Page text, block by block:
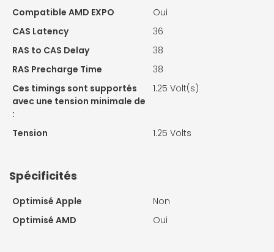
Compatible AMD EXPO
Oui
CAS Latency
36
RAS to CAS Delay
38
RAS Precharge Time
38
Ces timings sont supportés
avec une tension minimale de
:
1.25 Volt(s)
Tension 1.25 Volts
Spécificités
Optimisé Apple
Non
Optimisé AMD
Oui